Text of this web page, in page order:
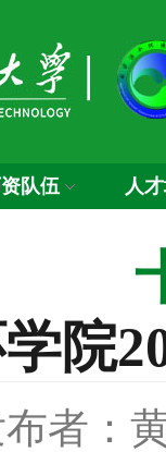
队伍 人
院
者：